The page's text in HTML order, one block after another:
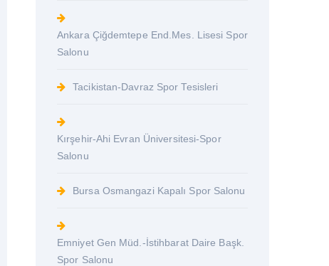
Ankara Çiğdemtepe End.Mes. Lisesi Spor
Salonu
Tacikistan-Davraz Spor Tesisleri
Kırşehir-Ahi Evran Üniversitesi-Spor
Salonu
Bursa Osmangazi Kapalı Spor Salonu
Emniyet Gen Müd.-İstihbarat Daire Başk.
Spor Salonu